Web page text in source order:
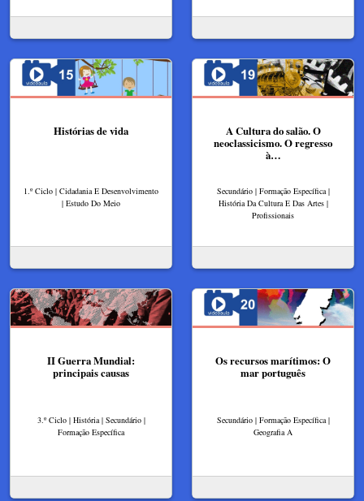
Histórias de vida
1.º Ciclo | Cidadania E Desenvolvimento
| Estudo Do Meio
A Cultura do salão. O
neoclassicismo. O regresso
à…
Secundário | Formação Específica |
História Da Cultura E Das Artes |
Profissionais
II Guerra Mundial:
principais causas
3.º Ciclo | História | Secundário |
Formação Específica
Os recursos marítimos: O
mar português
Secundário | Formação Específica |
Geografia A